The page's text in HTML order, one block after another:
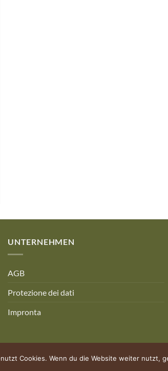
UNTERNEHMEN
AGB
Protezione dei dati
Impronta
Cookies. Wenn du die Website weiter nutzt,